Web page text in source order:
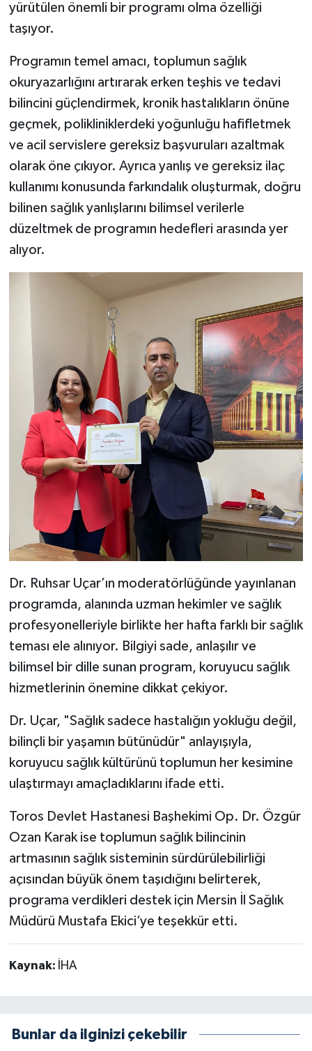
yürütülen önemli bir programı olma özelliği
taşıyor.
Programın temel amacı, toplumun sağlık
okuryazarlığını artırarak erken teşhis ve tedavi
bilincini güçlendirmek, kronik hastalıkların önüne
geçmek, polikliniklerdeki yoğunluğu hafifletmek
ve acil servislere gereksiz başvuruları azaltmak
olarak öne çıkıyor. Ayrıca yanlış ve gereksiz ilaç
kullanımı konusunda farkındalık oluşturmak, doğru
bilinen sağlık yanlışlarını bilimsel verilerle
düzeltmek de programın hedefleri arasında yer
alıyor.
Dr. Ruhsar Uçar’ın moderatörlüğünde yayınlanan
programda, alanında uzman hekimler ve sağlık
profesyonelleriyle birlikte her hafta farklı bir sağlık
teması ele alınıyor. Bilgiyi sade, anlaşılır ve
bilimsel bir dille sunan program, koruyucu sağlık
hizmetlerinin önemine dikkat çekiyor.
Dr. Uçar, "Sağlık sadece hastalığın yokluğu değil,
bilinçli bir yaşamın bütünüdür" anlayışıyla,
koruyucu sağlık kültürünü toplumun her kesimine
ulaştırmayı amaçladıklarını ifade etti.
Toros Devlet Hastanesi Başhekimi Op. Dr. Özgür
Ozan Karak ise toplumun sağlık bilincinin
artmasının sağlık sisteminin sürdürülebilirliği
açısından büyük önem taşıdığını belirterek,
programa verdikleri destek için Mersin İl Sağlık
Müdürü Mustafa Ekici’ye teşekkür etti.
Kaynak: İHA
Bunlar da ilginizi çekebilir